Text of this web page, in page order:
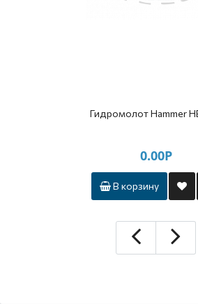
Гидромолот Hammer
0.00Р
В корзину